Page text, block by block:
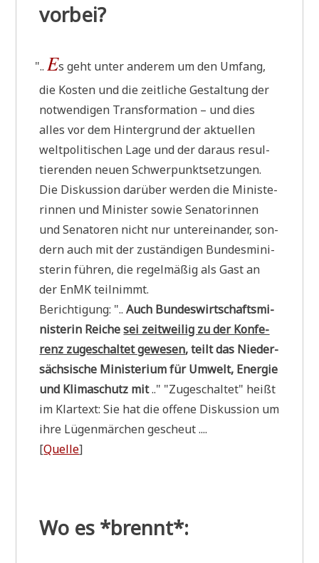
vorbei?
"..Es geht unter ande­rem um den Umfang,
die Kosten und die zeit­li­che Gestal­tung der
not­wen­di­gen Trans­for­ma­ti­on – und dies
alles vor dem Hin­ter­grund der aktu­el­len
welt­po­li­ti­schen Lage und der dar­aus resul­
tie­ren­den neu­en Schwer­punkt­set­zun­gen.
Die Dis­kus­si­on dar­über wer­den die Mini­ste­
rin­nen und Mini­ster sowie Sena­to­rin­nen
und Sena­to­ren nicht nur unter­ein­an­der, son­
dern auch mit der zustän­di­gen Bun­des­mi­ni­
ste­rin füh­ren, die regel­mä­ßig als Gast an
der EnMK teilnimmt.
Berich­ti­gung: "..Auch Bun­des­wirt­schafts­mi­
ni­ste­rin Rei­chesei zeit­wei­lig zu der Kon­fe­
renz zuge­schal­tet gewe­sen, teilt das Nie­der­
säch­si­sche Mini­ste­ri­um für Umwelt, Ener­gie
und Kli­ma­schutz mit.." "Zuge­schal­tet" heißt
im Klar­text: Sie hat die offe­ne Dis­kus­si­on um
ihre Lügen­mär­chen gescheut ....
[Quel­le]
Wo es *brennt*: